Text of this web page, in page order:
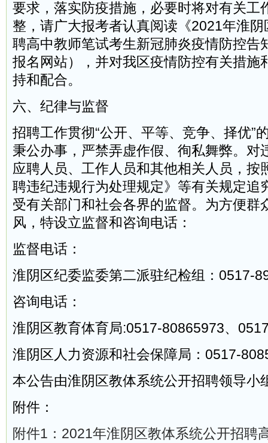
要求，落实防疫措施，必要时将对有关工
整，请广大报考者认真阅读《2021年淮
聘高中教师笔试考生新冠肺炎疫情防控告
报名网站），并对我区疫情防控有关措施
持和配合。
六、纪律与监督
招聘工作贯彻“公开、平等、竞争、择优”
秉公办事，严禁弄虚作假、徇私舞弊。对
应聘人员、工作人员和其他相关人员，按
聘违纪违规行为处理规定》等有关规定追
受有关部门和社会各界的监督。为方便群
风，特设立监督和咨询电话：
监督电话：
淮阴区纪委监委第二派驻纪检组：0517-
咨询电话：
淮阴区教育体育局:0517-80865973、
淮阴区人力资源和社会保障局：0517-
本公告由淮阴区教体系统公开招聘领导小
附件：
附件1：2021年淮阴区教体系统公开招聘